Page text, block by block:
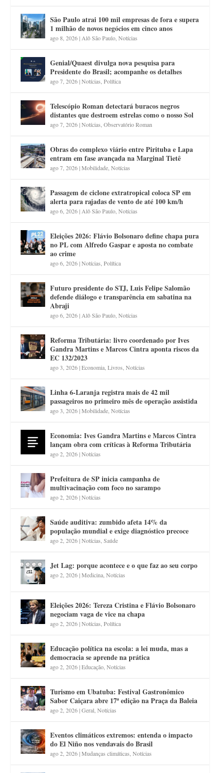
São Paulo atrai 100 mil empresas de fora e supera
1 milhão de novos negócios em cinco anos
ago 8, 2026| Alô São Paulo ,Notícias
Genial/Quaest divulga nova pesquisa para
Presidente do Brasil; acompanhe os detalhes
ago 7, 2026|Notícias ,Política
Telescópio Roman detectará buracos negros
distantes que destroem estrelas como o nosso Sol
ago 7, 2026|Notícias ,Observatório Roman
Obras do complexo viário entre Pirituba e Lapa
entram em fase avançada na Marginal Tietê
ago 7, 2026|Mobilidade ,Notícias
Passagem de ciclone extratropical coloca SP em
alerta para rajadas de vento de até 100 km/h
ago 6, 2026| Alô São Paulo ,Notícias
Eleições 2026: Flávio Bolsonaro define chapa pura
no PL com Alfredo Gaspar e aposta no combate
ao crime
ago 6, 2026|Notícias ,Política
Futuro presidente do STJ, Luis Felipe Salomão
defende diálogo e transparência em sabatina na
Abraji
ago 6, 2026| Alô São Paulo ,Notícias
Reforma Tributária: livro coordenado por Ives
Gandra Martins e Marcos Cintra aponta riscos da
EC 132/2023
ago 3, 2026|Economia ,Livros ,Notícias
Linha 6-Laranja registra mais de 42 mil
passageiros no primeiro mês de operação assistida
ago 3, 2026|Mobilidade ,Notícias
Economia: Ives Gandra Martins e Marcos Cintra
lançam obra com críticas à Reforma Tributária
ago 2, 2026|Notícias
Prefeitura de SP inicia campanha de
multivacinação com foco no sarampo
ago 2, 2026|Notícias
Saúde auditiva: zumbido afeta 14% da
população mundial e exige diagnóstico precoce
ago 2, 2026|Notícias ,Saúde
Jet Lag: porque acontece e o que faz ao seu corpo
ago 2, 2026|Medicina ,Notícias
Eleições 2026: Tereza Cristina e Flávio Bolsonaro
negociam vaga de vice na chapa
ago 2, 2026|Notícias ,Política
Educação política na escola: a lei muda, mas a
democracia se aprende na prática
ago 2, 2026|Educação ,Notícias
Turismo em Ubatuba: Festival Gastronômico
Sabor Caiçara abre 17ª edição na Praça da Baleia
ago 2, 2026|Geral ,Notícias
Eventos climáticos extremos: entenda o impacto
do El Niño nos vendavais do Brasil
ago 2, 2026|Mudanças climáticas ,Notícias